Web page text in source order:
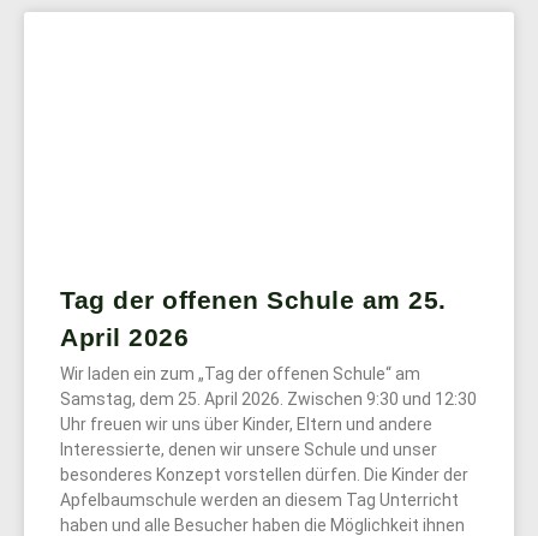
Tag der offenen Schule am 25.
April 2026
Wir laden ein zum „Tag der offenen Schule“ am
Samstag, dem 25. April 2026. Zwischen 9:30 und 12:30
Uhr freuen wir uns über Kinder, Eltern und andere
Interessierte, denen wir unsere Schule und unser
besonderes Konzept vorstellen dürfen. Die Kinder der
Apfelbaumschule werden an diesem Tag Unterricht
haben und alle Besucher haben die Möglichkeit ihnen